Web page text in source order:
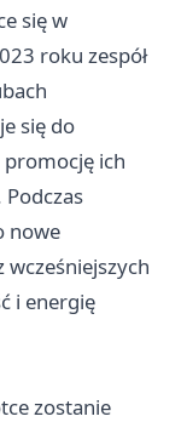
się w
roku zespół
się do
ich
Podczas
nowe
i energię
zostanie